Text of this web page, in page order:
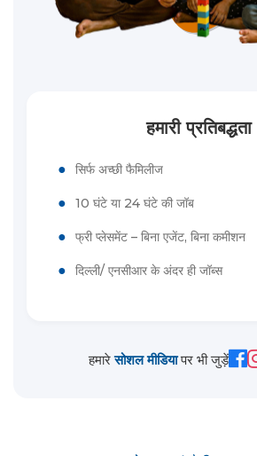
हमारी प्रतिबद्धता
● सिर्फ अच्छी फैमिलीज
● 10 घंटे या 24 घंटे की जॉब
● फ्री प्लेसमेंट – बिना एजेंट, बिना कमीशन
● दिल्ली/ एनसीआर के अंदर ही जॉब्स
हमारेसोशल मीडियापर भी जुड़ें